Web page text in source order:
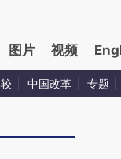
图片 视频
中国改革 专题